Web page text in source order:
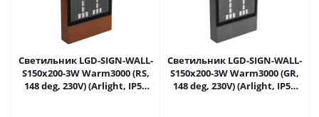
Светильник LGD-SIGN-WALL-
S150x200-3W Warm3000 (RS,
148 deg, 230V) (Arlight, IP54
Светильник LGD-SIGN-WALL-
S150x200-3W Warm3000 (GR,
148 deg, 230V) (Arlight, IP54